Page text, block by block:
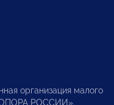
организация малого
РОССИИ».